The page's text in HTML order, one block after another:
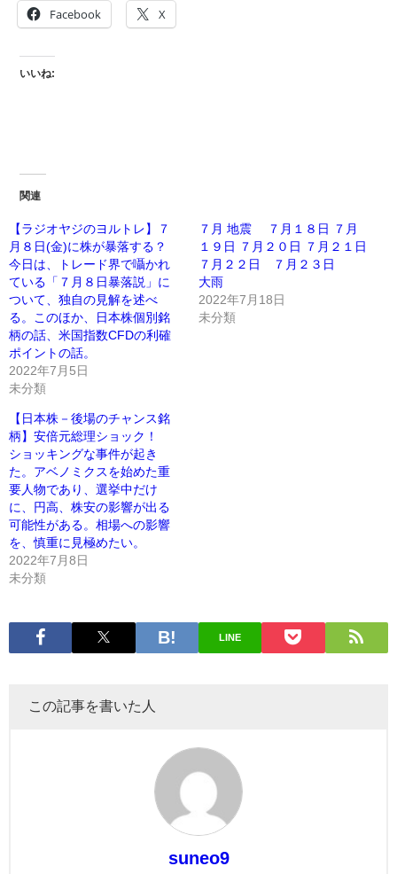
Facebook X
いいね:
関連
【ラジオヤジのヨルトレ】７
月８日(金)に株が暴落する？
今日は、トレード界で囁かれ
ている「７月８日暴落説」に
ついて、独自の見解を述べ
る。このほか、日本株個別銘
柄の話、米国指数CFDの利確
ポイントの話。
2022年7月5日
未分類
７月 地震 ７月１８日 ７月
１９日 ７月２０日 ７月２１日
７月２２日 ７月２３日
大雨
2022年7月18日
未分類
【日本株－後場のチャンス銘
柄】安倍元総理ショック！
ショッキングな事件が起き
た。アベノミクスを始めた重
要人物であり、選挙中だけ
に、円高、株安の影響が出る
可能性がある。相場への影響
を、慎重に見極めたい。
2022年7月8日
未分類
LINE
この記事を書いた人
suneo9